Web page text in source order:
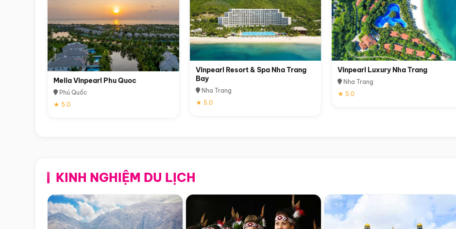
Melia Vinpearl Phu Quoc
Phú Quốc
★ 5.0
Vinpearl Resort & Spa Nha Trang
Bay
Nha Trang
★ 5.0
Vinpearl Luxury Nha Trang
Nha Trang
★ 5.0
KINH NGHIỆM DU LỊCH